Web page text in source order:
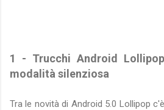
1 - Trucchi Android
modalità silenziosa
Tra le novità di Android 5.0 Lollipop